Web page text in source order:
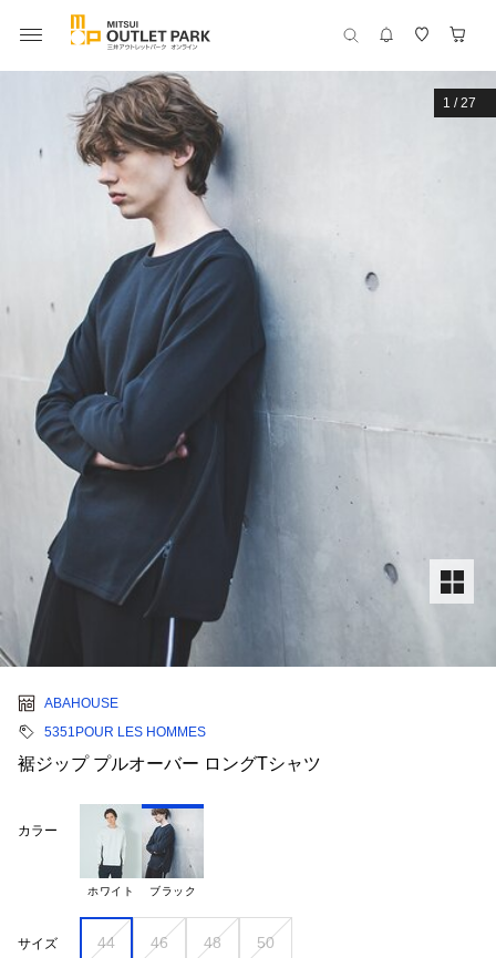
1 /27
ABAHOUSE
5351POUR LES HOMMES
裾ジップ プルオーバー ロングTシャツ
カラー
ホワイト ブラック
サイズ 44 46 48 50